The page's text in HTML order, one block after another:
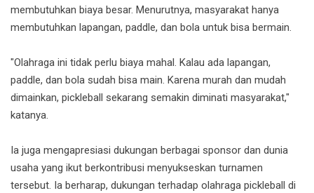
membutuhkan biaya besar. Menurutnya, masyarakat hanya
membutuhkan lapangan, paddle, dan bola untuk bisa bermain.
"Olahraga ini tidak perlu biaya mahal. Kalau ada lapangan,
paddle, dan bola sudah bisa main. Karena murah dan mudah
dimainkan, pickleball sekarang semakin diminati masyarakat,"
katanya.
Ia juga mengapresiasi dukungan berbagai sponsor dan dunia
usaha yang ikut berkontribusi menyukseskan turnamen
tersebut. Ia berharap, dukungan terhadap olahraga pickleball di